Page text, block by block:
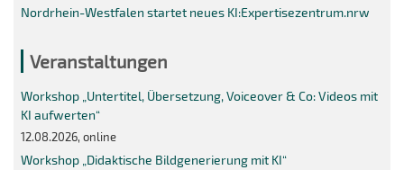
Nordrhein-Westfalen startet neues KI:Expertisezentrum.nrw
Veranstaltungen
Workshop „Untertitel, Übersetzung, Voiceover & Co: Videos mit
KI aufwerten“
12.08.2026, online
Workshop „Didaktische Bildgenerierung mit KI“